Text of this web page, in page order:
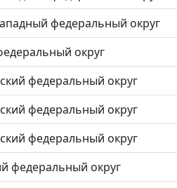
федеральный округ
округ
федеральный округ
федеральный округ
федеральный округ
федеральный округ